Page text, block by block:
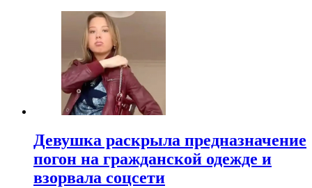
Девушка раскрыла предназначение
погон на гражданской одежде и
взорвала соцсети